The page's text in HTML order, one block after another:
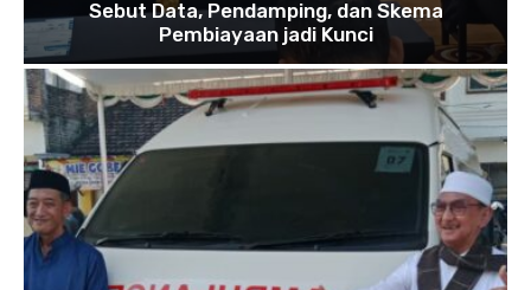
Sebut Data, Pendamping, dan Skema
Pembiayaan jadi Kunci